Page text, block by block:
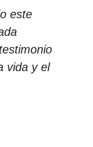
este
vida y el